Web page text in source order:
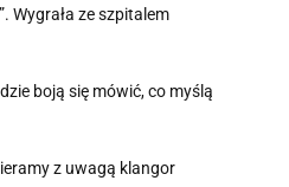
Wygrała ze szpitalem
boją się mówić, co myślą
z uwagą klangor